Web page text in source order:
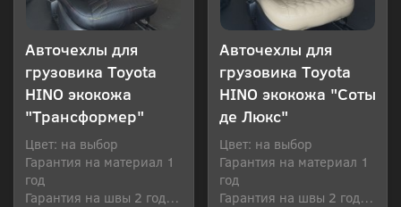
Авточехлы для
грузовика Toyota
HINO экокожа
"Трансформер"
Цвет: на выбор
Гарантия на материал 1
год
Гарантия на швы 2 года
Авточехлы для
грузовика Toyota
HINO экокожа "Соты
де Люкс"
Цвет: на выбор
Гарантия на материал 1
год
Гарантия на швы 2 года